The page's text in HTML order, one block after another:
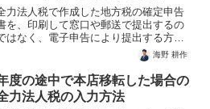
力法人税で作成した地方税の確定申告
を、印刷して窓口や郵送で提出するの
はなく、電子申告により提出する方法
を解説します。電子申告をどのような方
法でするかというと、全力法人税で作成
た地方税の申告書データをPCdesk（ダ
ウンロード版）とい...
海野 耕作
度の途中で本店移転した場合の
力法人税の入力方法